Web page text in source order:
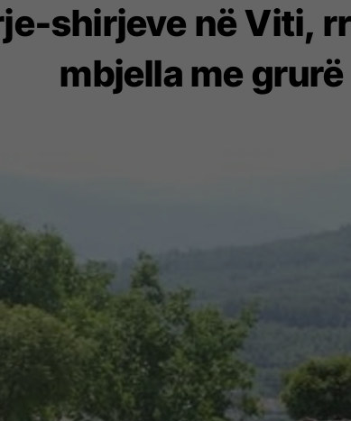
shirjeve në Viti,
mbjella me grurë